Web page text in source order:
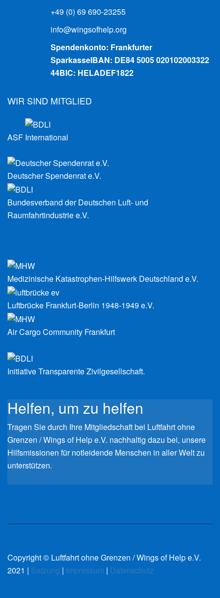
+49 (0) 69 690-23255
info@wingsofhelp.org
Spendenkonto: Frankfurter
SparkasseIBAN: DE84 5005 020102003322
44BIC: HELADEF1822
WIR SIND MITGLIED
ASF International
Deutscher Spendenrat e.V.
Bundesverband der Deutschen Luft- und
Raumfahrtindustrie e.V.
Medizinische Katastrophen-Hilfswerk Deutschland e.V.
Luftbrücke Frankfurt-Berlin 1948-1949 e.V.
Air Cargo Community Frankfurt
Initiative Transparente Zivilgesellschaft.
Helfen, um zu helfen
Tragen Sie durch Ihre Mitgliedschaft bei Luftfahrt ohne
Grenzen / Wings of Help e.V. nachhaltig dazu bei, unsere
Hilfsmissionen für notleidende Menschen in aller Welt zu
unterstützen.
Copyright © Luftfahrt ohne Grenzen / Wings of Help e.V.
2021 | Satzung | Impressum | Datenschutz